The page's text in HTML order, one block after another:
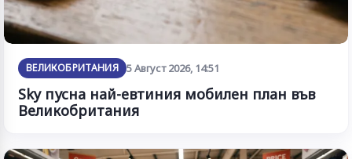
ВЕЛИКОБРИТАНИЯ 5 Август 2026, 14:51
Sky пусна най-евтиния мобилен план във
Великобритания